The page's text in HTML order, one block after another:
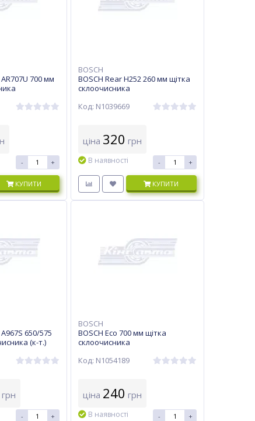
700 мм
- +
КУПИТИ
BOSCH
BOSCH Rear H252 260 мм щітка
склоочисника
Код: N1039669
ціна 320 грн
В наявності - +
КУПИТИ
650/575
(к-т.)
грн
- +
BOSCH
BOSCH Eco 700 мм щітка
склоочисника
Код: N1054189
ціна 240 грн
В наявності - +